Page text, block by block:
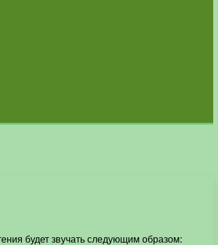
будет звучать следующим образом: